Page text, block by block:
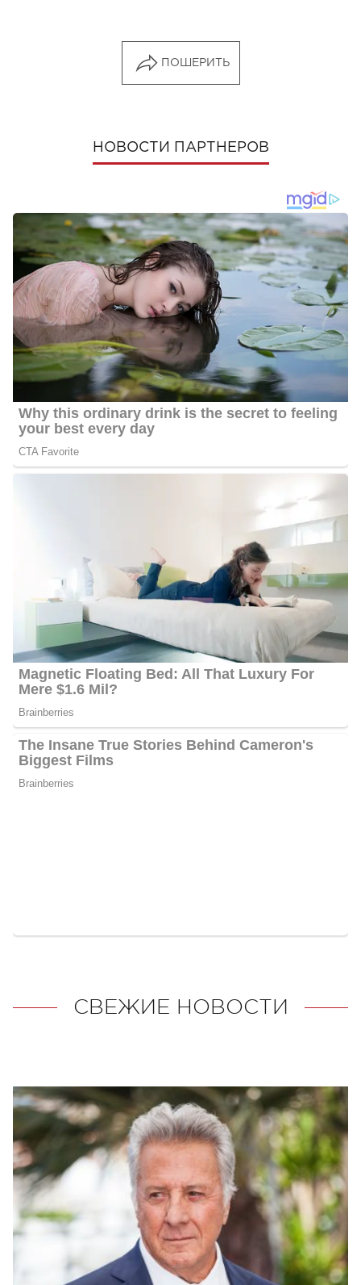
ПОШЕРИТЬ
НОВОСТИ ПАРТНЕРОВ
СВЕЖИЕ НОВОСТИ